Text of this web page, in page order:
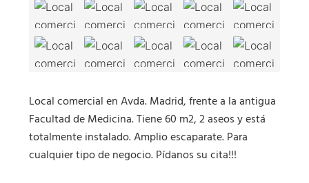
Local comercial en Avda. Madrid, frente a la antigua
Facultad de Medicina. Tiene 60 m2, 2 aseos y está
totalmente instalado. Amplio escaparate. Para
cualquier tipo de negocio. Pídanos su cita!!!